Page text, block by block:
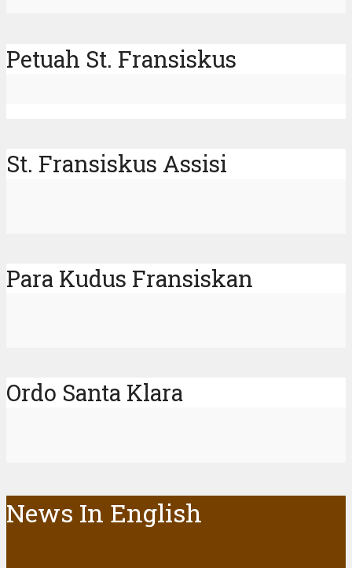
Petuah St. Fransiskus
St. Fransiskus Assisi
Para Kudus Fransiskan
Ordo Santa Klara
News In English